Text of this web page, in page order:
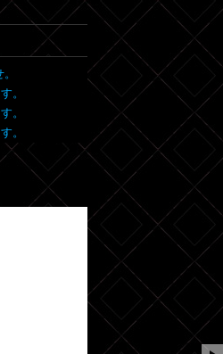
。
。
。